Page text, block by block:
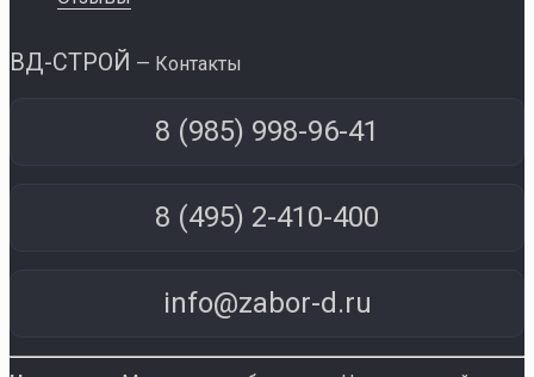
ВД-СТРОЙ — Контакты
8 (985) 998-96-41
8 (495) 2-410-400
info@zabor-d.ru